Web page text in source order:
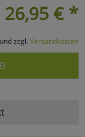
26,95 € *
zzgl. Versandkosten